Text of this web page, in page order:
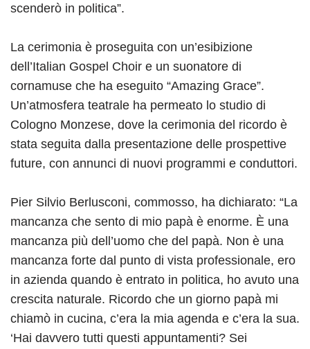
scenderò in politica”.
La cerimonia è proseguita con un’esibizione
dell’Italian Gospel Choir e un suonatore di
cornamuse che ha eseguito “Amazing Grace”.
Un’atmosfera teatrale ha permeato lo studio di
Cologno Monzese, dove la cerimonia del ricordo è
stata seguita dalla presentazione delle prospettive
future, con annunci di nuovi programmi e conduttori.
Pier Silvio Berlusconi, commosso, ha dichiarato: “La
mancanza che sento di mio papà è enorme. È una
mancanza più dell’uomo che del papà. Non è una
mancanza forte dal punto di vista professionale, ero
in azienda quando è entrato in politica, ho avuto una
crescita naturale. Ricordo che un giorno papà mi
chiamò in cucina, c’era la mia agenda e c’era la sua.
‘Hai davvero tutti questi appuntamenti? Sei